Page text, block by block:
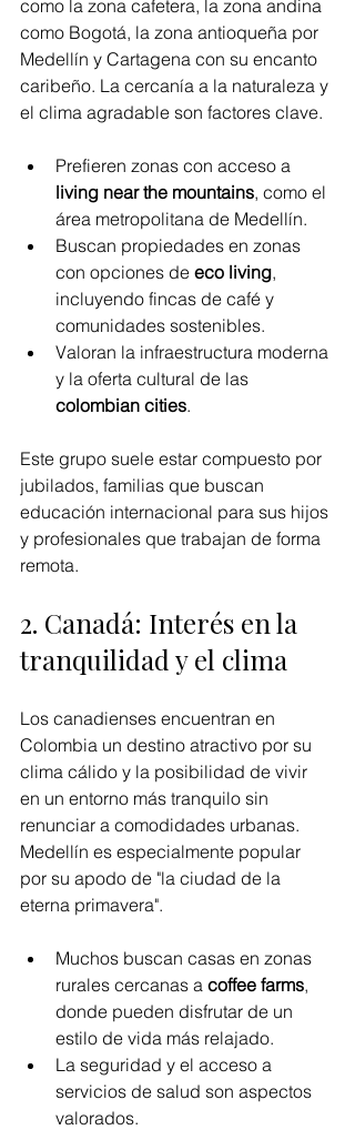
como la zona cafetera, la zona andina
como Bogotá, la zona antioqueña por
Medellín y Cartagena con su encanto
caribeño. La cercanía a la naturaleza y
el clima agradable son factores clave.
Prefieren zonas con acceso a
living near the mountains, como el
área metropolitana de Medellín.
Buscan propiedades en zonas
con opciones de eco living,
incluyendo fincas de café y
comunidades sostenibles.
Valoran la infraestructura moderna
y la oferta cultural de las
colombian cities.
Este grupo suele estar compuesto por
jubilados, familias que buscan
educación internacional para sus hijos
y profesionales que trabajan de forma
remota.
2. Canadá: Interés en la
tranquilidad y el clima
Los canadienses encuentran en
Colombia un destino atractivo por su
clima cálido y la posibilidad de vivir
en un entorno más tranquilo sin
renunciar a comodidades urbanas.
Medellín es especialmente popular
por su apodo de "la ciudad de la
eterna primavera".
Muchos buscan casas en zonas
rurales cercanas a coffee farms,
donde pueden disfrutar de un
estilo de vida más relajado.
La seguridad y el acceso a
servicios de salud son aspectos
valorados.